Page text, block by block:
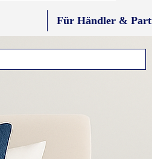
Für Händler &